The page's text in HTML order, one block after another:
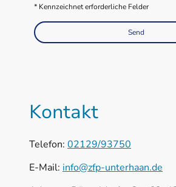
* Kennzeichnet erforderliche Felder
Send
Kontakt
Telefon: 02129/93750
E-Mail: info@zfp-unterhaan.de